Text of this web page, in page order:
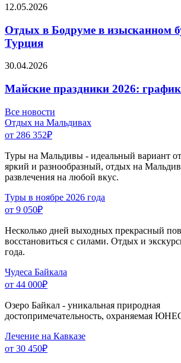
12.05.2026
Отдых в Бодруме в изысканном
Турция
30.04.2026
Майские праздники 2026:
Все новости
Отдых на Мальдивах
от 286 352₽
Туры на Мальдивы - идеальный вариант
яркий и разнообразный, отдых на
развлечения на любой вкус.
Туры в ноябре 2026 года
от 9 050₽
Несколько дней выходных прекрасный
восстановиться с силами. Отдых и
года.
Чудеса Байкала
от 44 000₽
Озеро Байкал - уникальная природная
достопримечательность, охраняемая
Лечение на Кавказе
от 30 450₽